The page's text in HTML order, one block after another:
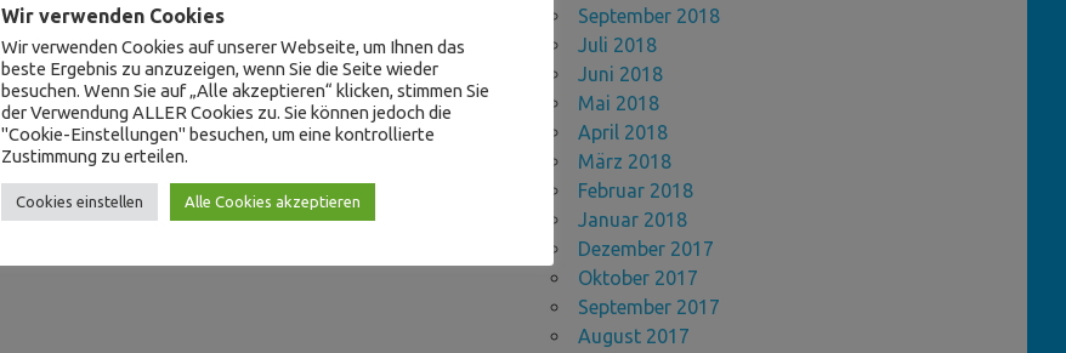
September 2018
Juli 2018
Juni 2018
Mai 2018
April 2018
März 2018
Februar 2018
Januar 2018
Dezember 2017
Oktober 2017
September 2017
August 2017
Wir verwenden Cookies
Wir verwenden Cookies auf unserer Webseite, um Ihnen das
beste Ergebnis zu anzuzeigen, wenn Sie die Seite wieder
besuchen. Wenn Sie auf „Alle akzeptieren“ klicken, stimmen Sie
der Verwendung ALLER Cookies zu. Sie können jedoch die
"Cookie-Einstellungen" besuchen, um eine kontrollierte
Zustimmung zu erteilen.
Cookies einstellen Alle Cookies akzeptieren